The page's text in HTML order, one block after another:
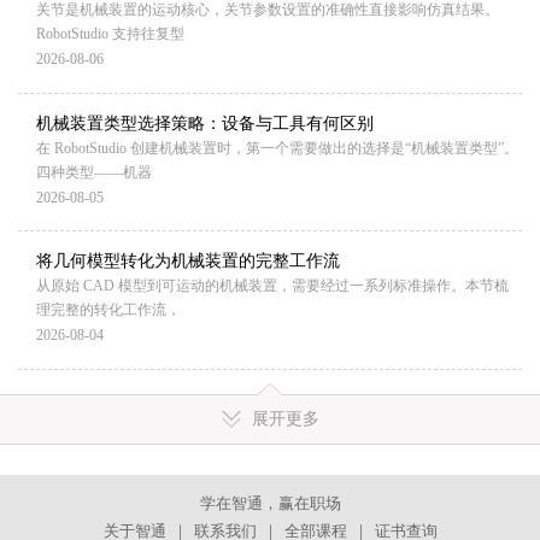
关节是机械装置的运动核心，关节参数设置的准确性直接影响仿真结果。
RobotStudio 支持往复型
2026-08-06
机械装置类型选择策略：设备与工具有何区别
在 RobotStudio 创建机械装置时，第一个需要做出的选择是“机械装置类型”。
四种类型——机器
2026-08-05
将几何模型转化为机械装置的完整工作流
从原始 CAD 模型到可运动的机械装置，需要经过一系列标准操作。本节梳
理完整的转化工作流，
2026-08-04
展开更多
学在智通，赢在职场
关于智通
｜ 联系我们 ｜ 全部课程 ｜ 证书查询